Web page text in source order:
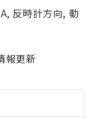
反時計方向, 動
報更新